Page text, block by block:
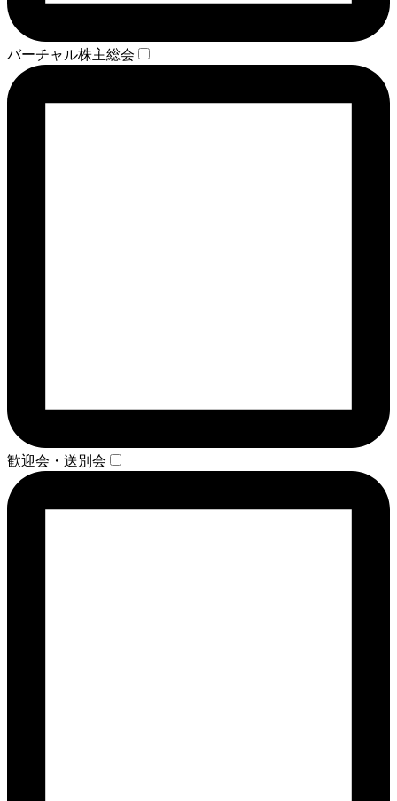
バーチャル株主総会
歓迎会・送別会